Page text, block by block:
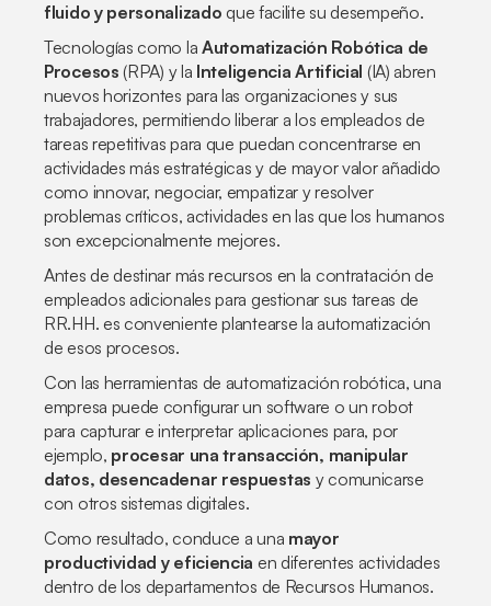
fluido y personalizado que facilite su desempeño.
Tecnologías como la Automatización Robótica de
Procesos (RPA) y la Inteligencia Artificial (IA) abren
nuevos horizontes para las organizaciones y sus
trabajadores, permitiendo liberar a los empleados de
tareas repetitivas para que puedan concentrarse en
actividades más estratégicas y de mayor valor añadido
como innovar, negociar, empatizar y resolver
problemas críticos, actividades en las que los humanos
son excepcionalmente mejores.
Antes de destinar más recursos en la contratación de
empleados adicionales para gestionar sus tareas de
RR.HH. es conveniente plantearse la automatización
de esos procesos.
Con las herramientas de automatización robótica, una
empresa puede configurar un software o un robot
para capturar e interpretar aplicaciones para, por
ejemplo, procesar una transacción, manipular
datos, desencadenar respuestas y comunicarse
con otros sistemas digitales.
Como resultado, conduce a una mayor
productividad y eficiencia en diferentes actividades
dentro de los departamentos de Recursos Humanos.